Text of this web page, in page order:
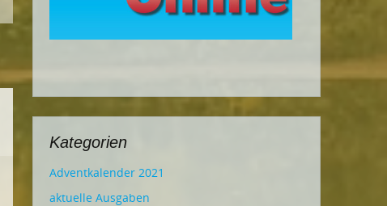
Kategorien
Adventkalender 2021
aktuelle Ausgaben